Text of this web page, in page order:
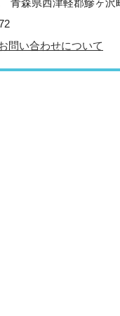
問い合わせについて